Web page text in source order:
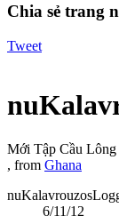
Chia sẻ trang
Tweet
Mới Tập Cầu Lông
, from Ghana
6/11/12